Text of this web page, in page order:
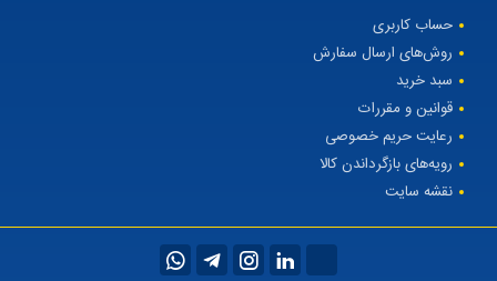
حساب کاربری
روش‌های ارسال سفارش
سبد خرید
قوانین و مقررات
رعایت حریم خصوصی
رویه‌های بازگرداندن کالا
نقشه سایت